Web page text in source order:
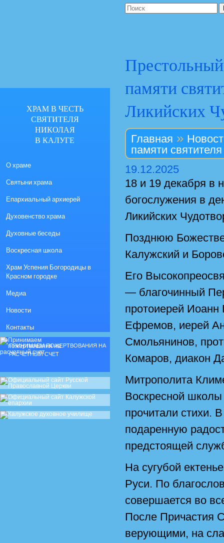
памяти
Ликийских
Главная »
памяти
19.12.2025
18 и 19 декабря в
богослужения в
Ликийских
Позднюю
Калужский и
Его
— благочинный
протоиерей
Ефремов, иерей
Смольянинов,
Комаров, диакон
Митрополита
Воскресной школы
прочитали стихи.
подаренную
предстоящей
На сугубой
Руси. По
совершается во
После Причастия
верующими, на
ХРАМ В ЧЕСТЬ
СВЯТИТЕЛЯ
НИКОЛАЯ
В КАЛУГЕ
О храме
Святыни храма
Епархиальный архиерей
Духовенство храма
Духовные беседы
Воскресная школа
Храм Успения Богородицы в
Красном городке
Медиа
Новости
Контакты
ПРИНИМАЕМ ПОЖЕРТВОВАНИЯ НА
РАСЧЕТНЫЙ СЧЕТ